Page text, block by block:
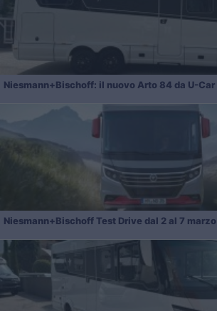
Niesmann+Bischoff: il nuovo Arto 84 da U-Car
Niesmann+Bischoff Test Drive dal 2 al 7 marzo